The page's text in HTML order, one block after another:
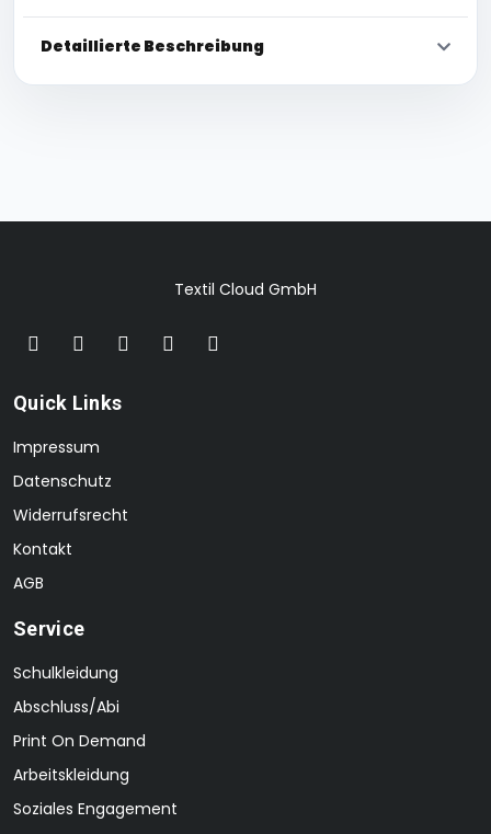
Detaillierte Beschreibung
Textil Cloud GmbH
Quick Links
Impressum
Datenschutz
Widerrufsrecht
Kontakt
AGB
Service
Schulkleidung
Abschluss/Abi
Print On Demand
Arbeitskleidung
Soziales Engagement